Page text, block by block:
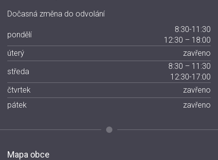
Dočasná změna do odvolání
pondělí
8:30-11:30
12:30 – 18:00
úterý
zavřeno
středa
8:30 – 11:30
12:30-17:00
čtvrtek
zavřeno
pátek
zavřeno
Mapa obce